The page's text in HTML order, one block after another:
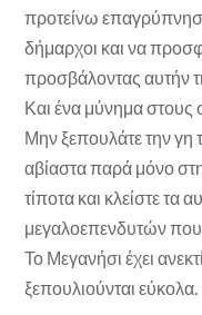
προτείνω
δήμαρχοι και να
προσβάλοντας αυτήν
Και ένα μύνημα στους
Μην ξεπουλάτε την
αβίαστα παρά μόνο
τίποτα και κλείστε τα
μεγαλοεπενδυτών
Το Μεγανήσι έχει
ξεπουλιούνται εύκολα.